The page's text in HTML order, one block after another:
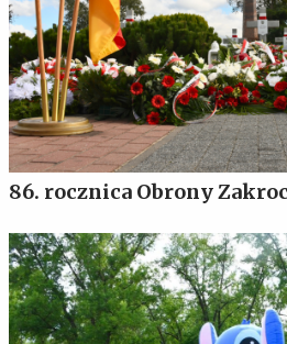
86. rocznica Obrony